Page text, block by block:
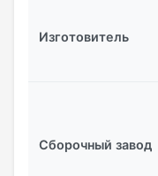
Изготовитель
Сборочный завод